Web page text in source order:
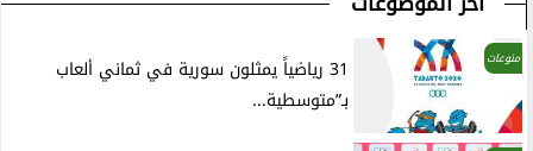
منوعات
31 رياضياً يمثلون سورية في ثماني ألعاب
بـ”متوسطية...